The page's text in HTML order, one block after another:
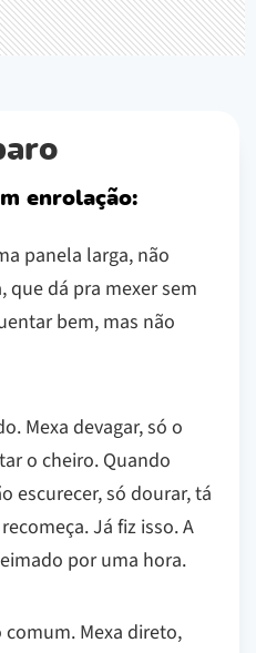
enrolação:
panela larga, não
que dá pra mexer sem
bem, mas não
Mexa devagar, só o
o cheiro. Quando
escurecer, só dourar, tá
Já fiz isso. A
por uma hora.
Mexa direto,